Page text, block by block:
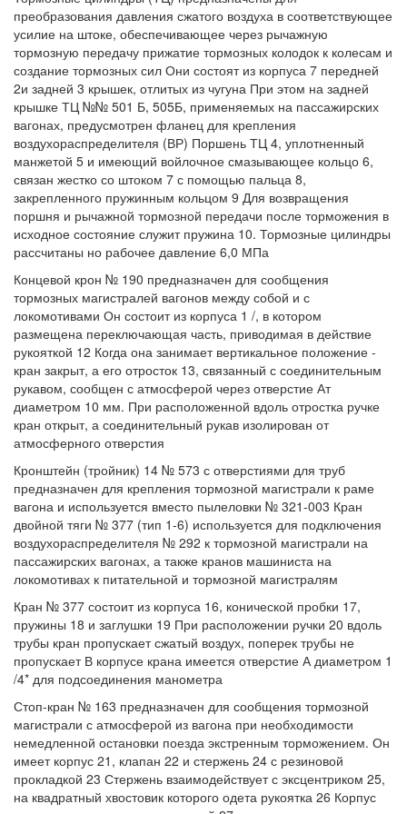
преобразования давления сжатого воздуха в соответствующее
усилие на штоке, обеспечивающее через рычажную
тормозную передачу прижатие тормозных колодок к колесам и
создание тормозных сил Они состоят из корпуса 7 передней
2и задней 3 крышек, отлитых из чугуна При этом на задней
крышке ТЦ №№ 501 Б, 505Б, применяемых на пассажирских
вагонах, предусмотрен фланец для крепления
воздухораспределителя (ВР) Поршень ТЦ 4, уплотненный
манжетой 5 и имеющий войлочное смазывающее кольцо 6,
связан жестко со штоком 7 с помощью пальца 8,
закрепленного пружинным кольцом 9 Для возвращения
поршня и рычажной тормозной передачи после торможения в
исходное состояние служит пружина 10. Тормозные цилиндры
рассчитаны но рабочее давление 6,0 МПа
Концевой крон № 190 предназначен для сообщения
тормозных магистралей вагонов между собой и с
локомотивами Он состоит из корпуса 1 /, в котором
размещена переключающая часть, приводимая в действие
рукояткой 12 Когда она занимает вертикальное положение -
кран закрыт, а его отросток 13, связанный с соединительным
рукавом, сообщен с атмосферой через отверстие Ат
диаметром 10 мм. При расположенной вдоль отростка ручке
кран открыт, а соединительный рукав изолирован от
атмосферного отверстия
Кронштейн (тройник) 14 № 573 с отверстиями для труб
предназначен для крепления тормозной магистрали к раме
вагона и используется вместо пылеловки № 321-003 Кран
двойной тяги № 377 (тип 1-6) используется для подключения
воздухораспределителя № 292 к тормозной магистрали на
пассажирских вагонах, а также кранов машиниста на
локомотивах к питательной и тормозной магистралям
Кран № 377 состоит из корпуса 16, конической пробки 17,
пружины 18 и заглушки 19 При расположении ручки 20 вдоль
трубы кран пропускает сжатый воздух, поперек трубы не
пропускает В корпусе крана имеется отверстие А диаметром 1
/4* для подсоединения манометра
Стоп-кран № 163 предназначен для сообщения тормозной
магистрали с атмосферой из вагона при необходимости
немедленной остановки поезда экстренным торможением. Он
имеет корпус 21, клапан 22 и стержень 24 с резиновой
прокладкой 23 Стержень взаимодействует с эксцентриком 25,
на квадратный хвостовик которого одета рукоятка 26 Корпус